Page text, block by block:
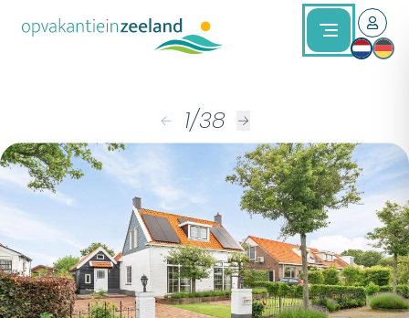
← 1/38 →